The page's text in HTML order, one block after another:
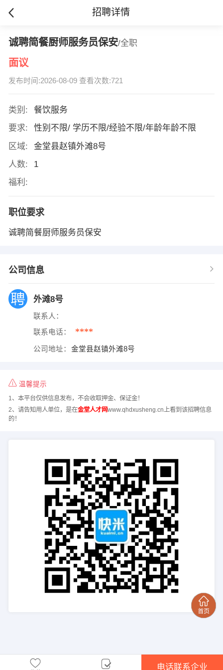
招聘详情
诚聘简餐厨师服务员保安/全职
面议
发布时间:2026-08-09 查看次数:721
类别:
餐饮服务
要求:
性别不限/ 学历不限/经验不限/年龄年龄不限
区域:
金堂县赵镇外滩8号
人数:
1
福利:
职位要求
诚聘简餐厨师服务员保安
公司信息
外滩8号
联系人：
联系电话： ****
公司地址： 金堂县赵镇外滩8号
温馨提示
1、本平台仅供信息发布，不会收取押金、保证金！
2、请告知用人单位，是在金堂人才网www.qhdxusheng.cn上看到该招聘信息
的！
电话联系企业